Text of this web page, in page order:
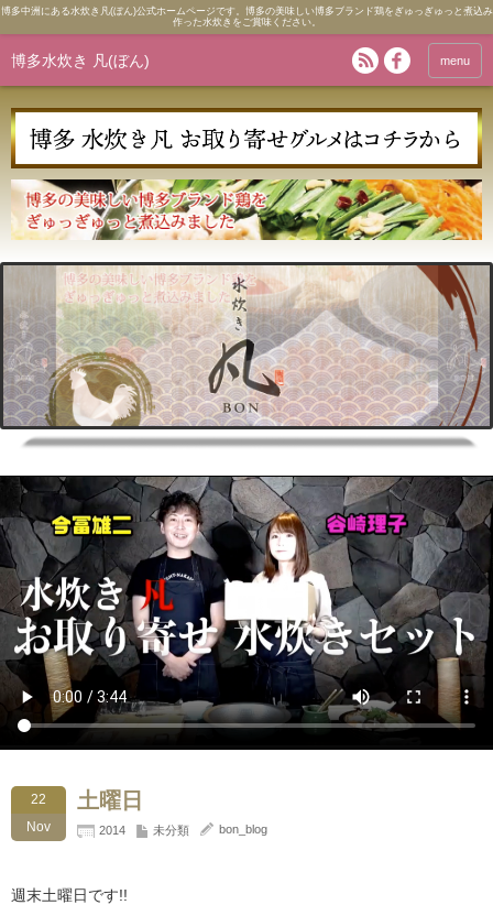
博多中洲にある水炊き凡(ぼん)公式ホームページです。博多の美味しい博多ブランド鶏をぎゅっぎゅっと煮込み
作った水炊きをご賞味ください。
博多水炊き 凡(ぼん) menu
22
Nov
土曜日
2014 未分類 bon_blog
週末土曜日です!!